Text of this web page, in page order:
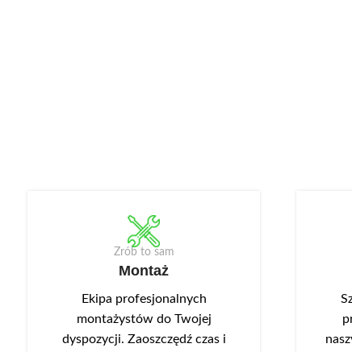
Zrób to sam
Montaż
Ekipa profesjonalnych
montażystów do Twojej
dyspozycji. Zaoszczędź czas i